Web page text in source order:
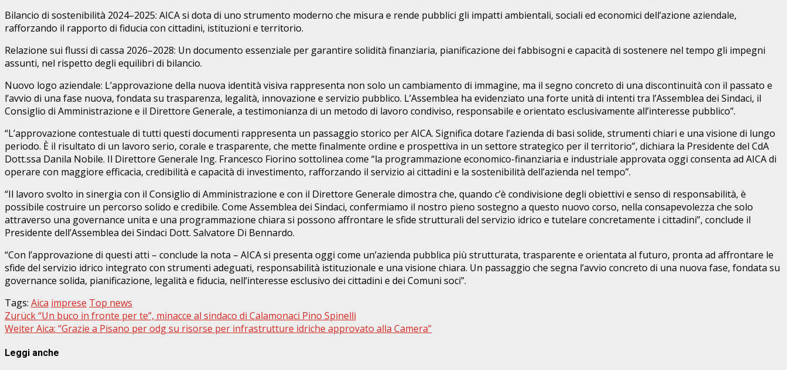
Bilancio di sostenibilità 2024–2025: AICA si dota di uno strumento moderno che misura e rende pubblici gli impatti ambientali, sociali ed economici dell’azione aziendale,
rafforzando il rapporto di fiducia con cittadini, istituzioni e territorio.
Relazione sui flussi di cassa 2026–2028: Un documento essenziale per garantire solidità finanziaria, pianificazione dei fabbisogni e capacità di sostenere nel tempo gli impegni
assunti, nel rispetto degli equilibri di bilancio.
Nuovo logo aziendale: L’approvazione della nuova identità visiva rappresenta non solo un cambiamento di immagine, ma il segno concreto di una discontinuità con il passato e
l’avvio di una fase nuova, fondata su trasparenza, legalità, innovazione e servizio pubblico. L’Assemblea ha evidenziato una forte unità di intenti tra l’Assemblea dei Sindaci, il
Consiglio di Amministrazione e il Direttore Generale, a testimonianza di un metodo di lavoro condiviso, responsabile e orientato esclusivamente all’interesse pubblico”.
“L’approvazione contestuale di tutti questi documenti rappresenta un passaggio storico per AICA. Significa dotare l’azienda di basi solide, strumenti chiari e una visione di lungo
periodo. È il risultato di un lavoro serio, corale e trasparente, che mette finalmente ordine e prospettiva in un settore strategico per il territorio”, dichiara la Presidente del CdA
Dott.ssa Danila Nobile. Il Direttore Generale Ing. Francesco Fiorino sottolinea come “la programmazione economico-finanziaria e industriale approvata oggi consenta ad AICA di
operare con maggiore efficacia, credibilità e capacità di investimento, rafforzando il servizio ai cittadini e la sostenibilità dell’azienda nel tempo”.
“Il lavoro svolto in sinergia con il Consiglio di Amministrazione e con il Direttore Generale dimostra che, quando c’è condivisione degli obiettivi e senso di responsabilità, è
possibile costruire un percorso solido e credibile. Come Assemblea dei Sindaci, confermiamo il nostro pieno sostegno a questo nuovo corso, nella consapevolezza che solo
attraverso una governance unita e una programmazione chiara si possono affrontare le sfide strutturali del servizio idrico e tutelare concretamente i cittadini”, conclude il
Presidente dell’Assemblea dei Sindaci Dott. Salvatore Di Bennardo.
“Con l’approvazione di questi atti – conclude la nota – AICA si presenta oggi come un’azienda pubblica più strutturata, trasparente e orientata al futuro, pronta ad affrontare le
sfide del servizio idrico integrato con strumenti adeguati, responsabilità istituzionale e una visione chiara. Un passaggio che segna l’avvio concreto di una nuova fase, fondata su
governance solida, pianificazione, legalità e fiducia, nell’interesse esclusivo dei cittadini e dei Comuni soci”.
Tags: Aica imprese Top news
Beitragsnavigation
Zurück“Un buco in fronte per te”, minacce al sindaco di Calamonaci Pino Spinelli
WeiterAica: “Grazie a Pisano per odg su risorse per infrastrutture idriche approvato alla Camera”
Leggi anche